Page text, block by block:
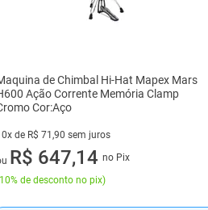
de Chimbal Hi-Hat Mapex Mars
Ação Corrente Memória Clamp
Cor:Aço
de R$ 71,90 sem juros
10 vez de R$ 71,90 sem juros
R$ 647,14 no Pix
10% de desconto no pix)